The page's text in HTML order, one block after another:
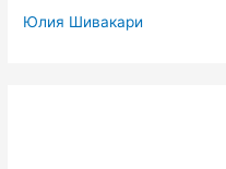
Юлия Шивакари